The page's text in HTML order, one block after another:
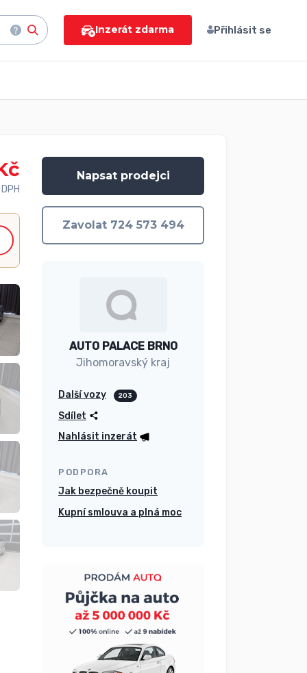
Inzerát zdarma Přihlásit se
Napsat prodejci
Zavolat 724 573 494
AUTO PALACE BRNO
Jihomoravský kraj
Další vozy 203
Sdílet
Nahlásit inzerát
PODPORA
Jak bezpečně koupit
Kupní smlouva a plná moc